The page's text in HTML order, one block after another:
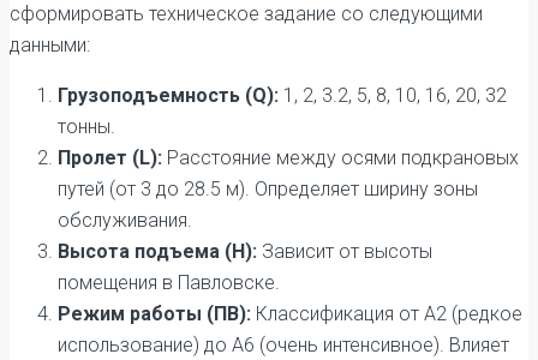
сформировать техническое задание со следующими
данными:
Грузоподъемность (Q): 1, 2, 3.2, 5, 8, 10, 16, 20, 32
тонны.
Пролет (L): Расстояние между осями подкрановых
путей (от 3 до 28.5 м). Определяет ширину зоны
обслуживания.
Высота подъема (H): Зависит от высоты
помещения в Павловске.
Режим работы (ПВ): Классификация от А2 (редкое
использование) до А6 (очень интенсивное). Влияет